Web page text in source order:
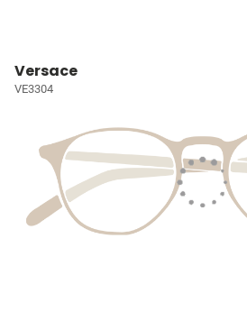
Versace
VE3304